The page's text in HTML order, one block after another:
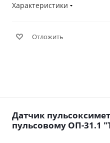
Характеристики
Отложить
Датчик
пульсовому ОП-31.1